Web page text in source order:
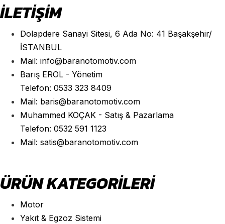
İLETİŞİM
Dolapdere Sanayi Sitesi, 6 Ada No: 41 Başakşehir/
İSTANBUL
Mail: info@baranotomotiv.com
Barış EROL - Yönetim
Telefon: 0533 323 8409
Mail: baris@baranotomotiv.com
Muhammed KOÇAK - Satış & Pazarlama
Telefon: 0532 591 1123
Mail: satis@baranotomotiv.com
ÜRÜN KATEGORILERI
Motor
Yakıt & Egzoz Sistemi